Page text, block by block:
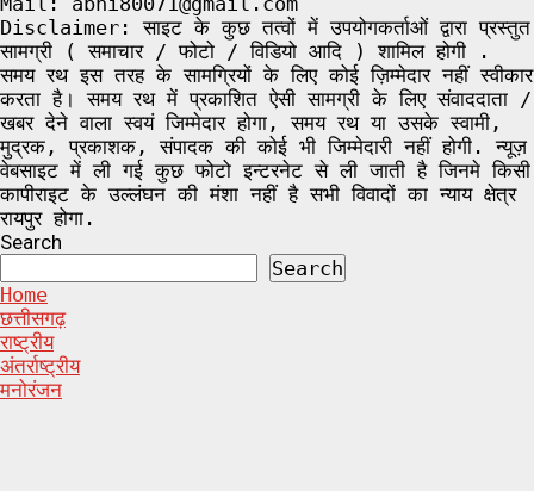
Disclaimer: साइट के कुछ तत्वों में उपयोगकर्ताओं द्वारा प्रस्तुत
सामग्री ( समाचार / फोटो / विडियो आदि ) शामिल होगी .
समय रथ इस तरह के सामग्रियों के लिए कोई ज़िम्मेदार नहीं स्वीकार
करता है। समय रथ में प्रकाशित ऐसी सामग्री के लिए संवाददाता /
खबर देने वाला स्वयं जिम्मेदार होगा, समय रथ या उसके स्वामी,
मुद्रक, प्रकाशक, संपादक की कोई भी जिम्मेदारी नहीं होगी. न्यूज़
वेबसाइट में ली गई कुछ फोटो इन्टरनेट से ली जाती है जिनमे किसी
कापीराइट के उल्लंघन की मंशा नहीं है सभी विवादों का न्याय क्षेत्र
रायपुर होगा.
Search
Search
Home
छत्तीसगढ़
राष्ट्रीय
अंतर्राष्ट्रीय
मनोरंजन